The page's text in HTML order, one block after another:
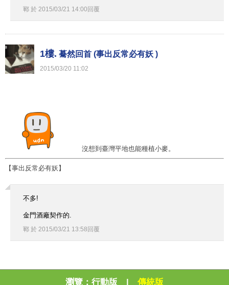
鄆 於 2015/03/21 14:00 回覆
1樓. 驀然回首 (事出反常必有妖 )
2015/03/20 11:02
沒想到臺灣平地也能種植小麥。
【事出反常必有妖】
不多!
金門酒廠契作的.
鄆 於 2015/03/21 13:58 回覆
瀏覽： 行動版 傳統版